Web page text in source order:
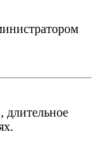
длительное